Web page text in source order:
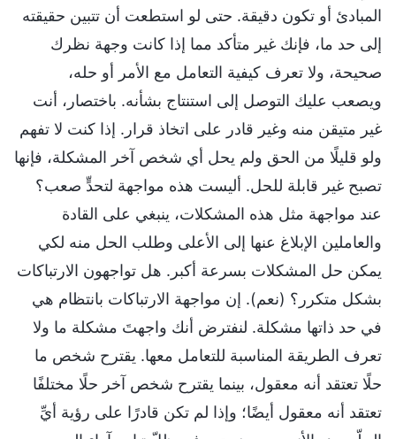
المبادئ أو تكون دقيقة. حتى لو استطعت أن تتبين حقيقته
إلى حد ما، فإنك غير متأكد مما إذا كانت وجهة نظرك
صحيحة، ولا تعرف كيفية التعامل مع الأمر أو حله،
ويصعب عليك التوصل إلى استنتاج بشأنه. باختصار، أنت
غير متيقن منه وغير قادر على اتخاذ قرار. إذا كنت لا تفهم
ولو قليلًا من الحق ولم يحل أي شخص آخر المشكلة، فإنها
تصبح غير قابلة للحل. أليست هذه مواجهة لتحدٍّ صعب؟
عند مواجهة مثل هذه المشكلات، ينبغي على القادة
والعاملين الإبلاغ عنها إلى الأعلى وطلب الحل منه لكي
يمكن حل المشكلات بسرعة أكبر. هل تواجهون الارتباكات
بشكل متكرر؟ (نعم). إن مواجهة الارتباكات بانتظام هي
في حد ذاتها مشكلة. لنفترض أنك واجهتَ مشكلة ما ولا
تعرف الطريقة المناسبة للتعامل معها. يقترح شخص ما
حلًا تعتقد أنه معقول، بينما يقترح شخص آخر حلًا مختلفًا
تعتقد أنه معقول أيضًا؛ وإذا لم تكن قادرًا على رؤية أيِّ